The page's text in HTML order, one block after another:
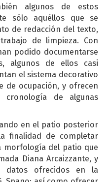
algunos de estos
sólo aquéllos que se
de redacción del texto,
de limpieza. Con
podido documentarse
algunos de ellos casi
el sistema decorativo
de ocupación, y ofrecen
de algunas
en el patio posterior
finalidad de completar
morfología del patio que
Diana Arcaizzante, y
datos ofrecidos en la